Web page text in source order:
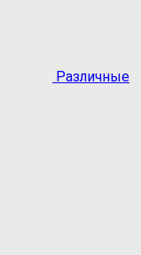
Различные